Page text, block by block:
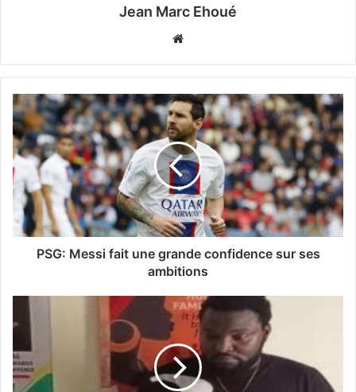
Jean Marc Ehoué
PSG: Messi fait une grande confidence sur ses
ambitions